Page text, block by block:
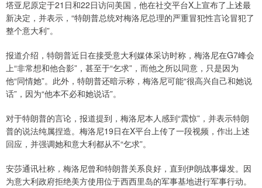
塔亚尼原定于21日和22日访问美国，他在社交平台X上宣布了上述最
新决定，并表示，“特朗普总统对梅洛尼总理的严重冒犯性言论冒犯了
整个意大利”。
报道介绍，特朗普近日在接受意大利媒体采访时称，梅洛尼在G7峰会
上“非常想和他合影”，甚至于“乞求”，而他之所以同意，只是因为
他“同情她”。此外，特朗普还暗示称，梅洛尼可能“很高兴自己和她说
话”，因为“他本不必和她说话”。
对于特朗普的言论，报道提到，梅洛尼本人感到“震惊”，并表示特朗
普的说法纯属捏造。梅洛尼19日在X平台上传了一段视频，作出上述
回应，并强调她和意大利都从不“乞求”。
安莎通讯社称，梅洛尼曾和特朗普关系良好，直到伊朗战事爆发。因
为意大利政府拒绝美方使用位于西西里岛的军事基地进行军事行动。